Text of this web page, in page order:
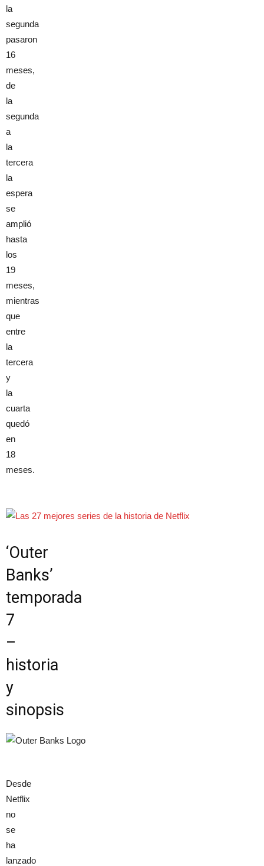
la
segunda
pasaron
16
meses,
de
la
segunda
a
la
tercera
la
espera
se
amplió
hasta
los
19
meses,
mientras
que
entre
la
tercera
y
la
cuarta
quedó
en
18
meses.
‘Outer
Banks’
temporada
7
–
historia
y
sinopsis
Desde
Netflix
no
se
ha
lanzado